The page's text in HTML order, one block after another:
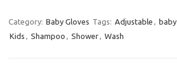
Category: Baby Gloves Tags: Adjustable , baby
Kids , Shampoo , Shower, Wash